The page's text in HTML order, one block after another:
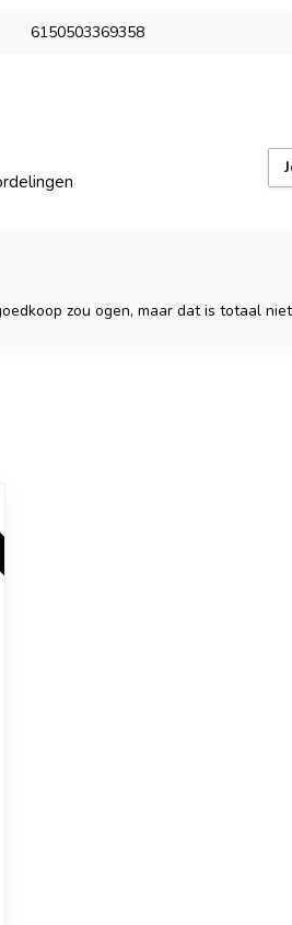
6150503369358
zou ogen, maar dat is totaal